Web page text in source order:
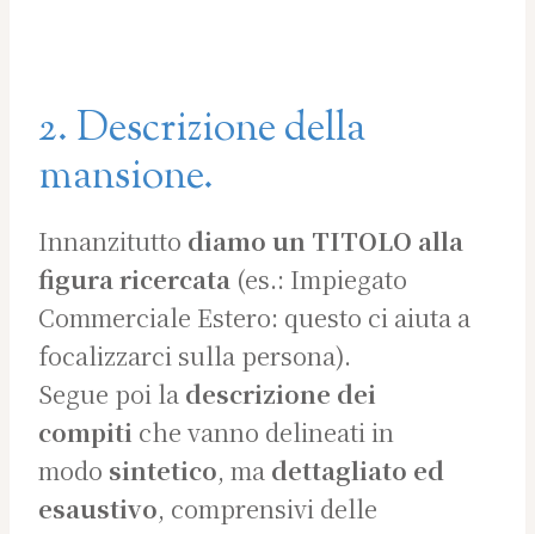
2. Descrizione della
mansione.
Innanzitutto diamo un TITOLO alla
figura ricercata (es.: Impiegato
Commerciale Estero: questo ci aiuta a
focalizzarci sulla persona).
Segue poi la descrizione dei
compiti che vanno delineati in
modo sintetico, ma dettagliato ed
esaustivo, comprensivi delle